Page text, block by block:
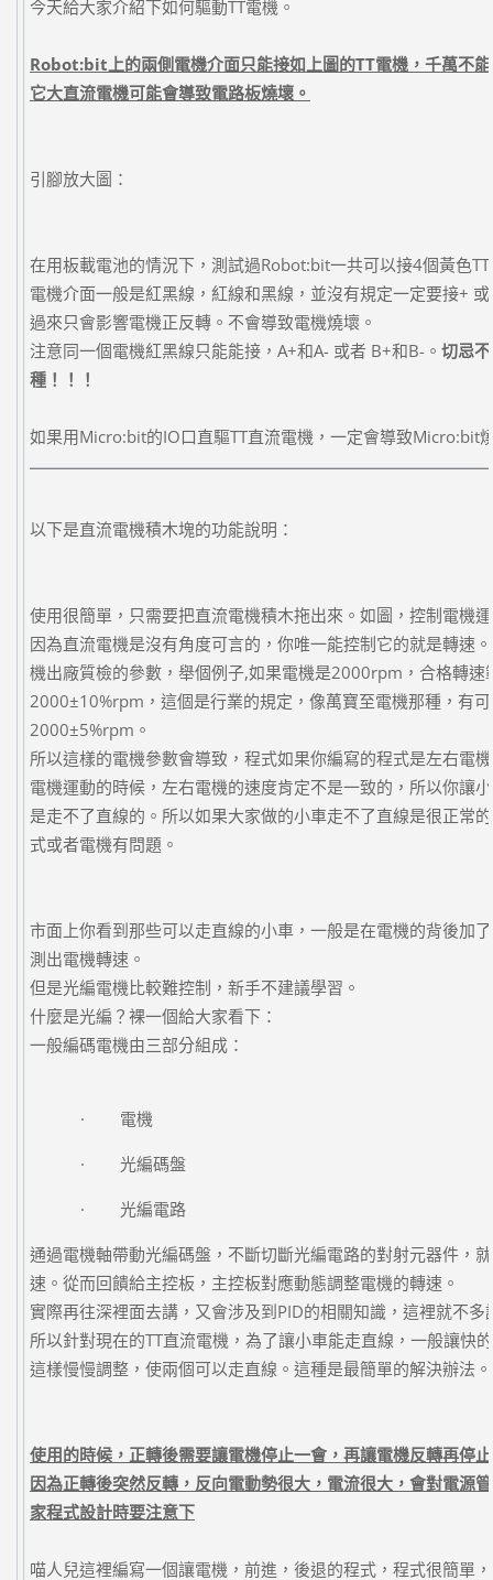
今天給大家介紹下如何驅動TT電機。
Robot:bit上的兩側電機介面只能接如上圖的TT電機，千萬不
它大直流電機可能會導致電路板燒壞。
引腳放大圖：
在用板載電池的情況下，測試過Robot:bit一共可以接4個黃色
電機介面一般是紅黑線，紅線和黑線，並沒有規定一定要接+
過來只會影響電機正反轉。不會導致電機燒壞。
注意同一個電機紅黑線只能能接，A+和A- 或者 B+和B-。 切忌
種！！！
如果用Micro:bit的IO口直驅TT直流電機，一定會導致Micro:bit
以下是直流電機積木塊的功能說明：
使用很簡單，只需要把直流電機積木拖出來。如圖，控制電機
因為直流電機是沒有角度可言的，你唯一能控制它的就是轉速
機出廠質檢的參數，舉個例子,如果電機是2000rpm，合格轉速
2000±10%rpm，這個是行業的規定，像萬寶至電機那種，有
2000±5%rpm。
所以這樣的電機參數會導致，程式如果你編寫的程式是左右電
電機運動的時候，左右電機的速度肯定不是一致的，所以你讓
是走不了直線的。所以如果大家做的小車走不了直線是很正常
式或者電機有問題。
市面上你看到那些可以走直線的小車，一般是在電機的背後加
測出電機轉速。
但是光編電機比較難控制，新手不建議學習。
什麼是光編？裸一個給大家看下：
一般編碼電機由三部分組成：
· 電機
· 光編碼盤
· 光編電路
通過電機軸帶動光編碼盤，不斷切斷光編電路的對射元器件，
速。從而回饋給主控板，主控板對應動態調整電機的轉速。
實際再往深裡面去講，又會涉及到PID的相關知識，這裡就不多
所以針對現在的TT直流電機，為了讓小車能走直線，一般讓快
這樣慢慢調整，使兩個可以走直線。這種是最簡單的解決辦法。
使用的時候，正轉後需要讓電機停止一會，再讓電機反轉再停
因為正轉後突然反轉，反向電動勢很大，電流很大，會對電源
家程式設計時要注意下
喵人兒這裡編寫一個讓電機，前進，後退的程式，程式很簡單